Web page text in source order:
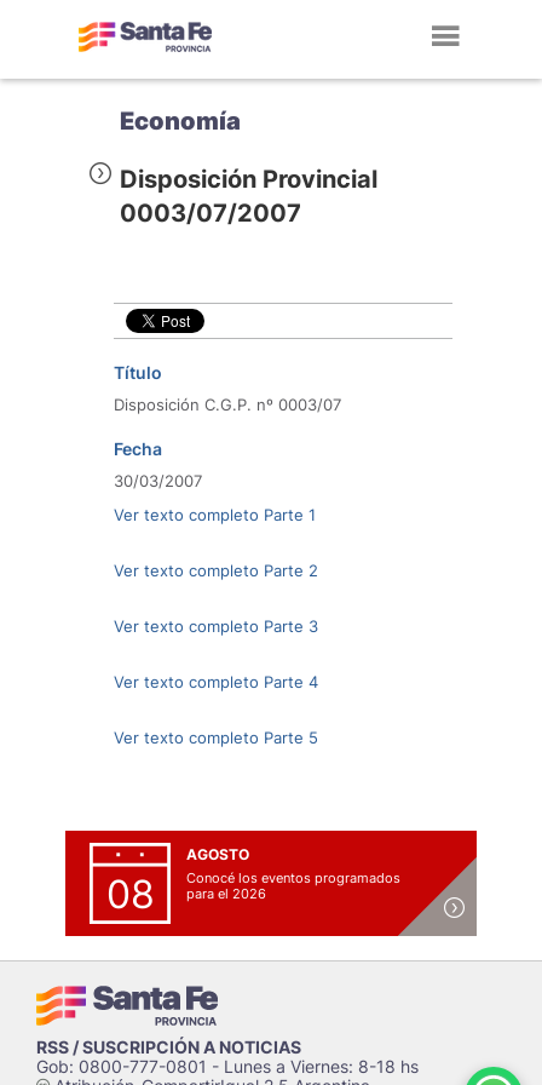
Economía
Disposición Provincial
0003/07/2007
Título
Disposición C.G.P. nº 0003/07
Fecha
30/03/2007
Ver texto completo Parte 1
Ver texto completo Parte 2
Ver texto completo Parte 3
Ver texto completo Parte 4
Ver texto completo Parte 5
08
AGOSTO
Conocé los eventos programados
para el 2026
RSS / SUSCRIPCIÓN A NOTICIAS
Gob: 0800-777-0801 - Lunes a Viernes: 8-18 hs